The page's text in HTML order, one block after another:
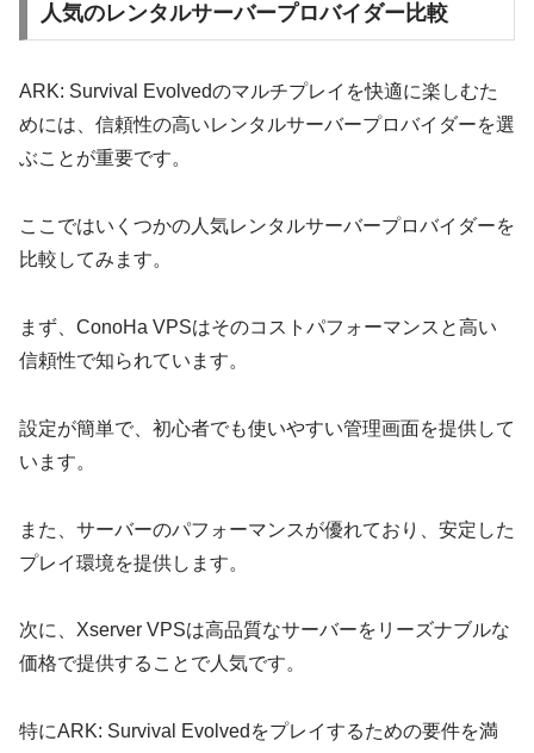
人気のレンタルサーバープロバイダー比較
ARK: Survival Evolvedのマルチプレイを快適に楽しむた
めには、信頼性の高いレンタルサーバープロバイダーを選
ぶことが重要です。
ここではいくつかの人気レンタルサーバープロバイダーを
比較してみます。
まず、ConoHa VPSはそのコストパフォーマンスと高い
信頼性で知られています。
設定が簡単で、初心者でも使いやすい管理画面を提供して
います。
また、サーバーのパフォーマンスが優れており、安定した
プレイ環境を提供します。
次に、Xserver VPSは高品質なサーバーをリーズナブルな
価格で提供することで人気です。
特にARK: Survival Evolvedをプレイするための要件を満